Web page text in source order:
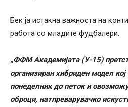
Бек ја истакна важноста на
работа со младите фудбалери.
„ФФМ Академијата (У-15)
организиран хибриден модел
понеделник до петок и
оброци, натпреварувачко